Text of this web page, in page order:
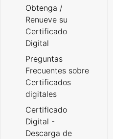
Obtenga /
Renueve su
Certificado
Digital
Preguntas
Frecuentes sobre
Certificados
digitales
Certificado
Digital -
Descarga de